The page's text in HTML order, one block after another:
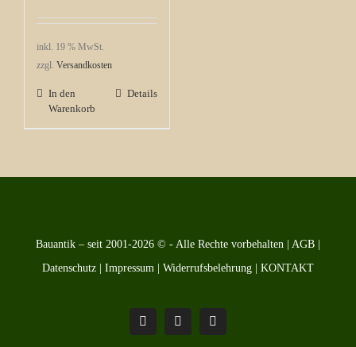
inkl. 19 % MwSt.
zzgl. Versandkosten
In den
Warenkorb
Details
Bauantik – seit 2001-2026 © - Alle Rechte vorbehalten | AGB
Datenschutz
Impressum Widerrufsbelehrung KONTAKT
PinterestFacebookInstagram